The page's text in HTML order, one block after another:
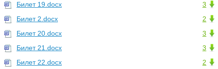
3
Билет 19.docx
2
Билет 2.docx
3
Билет 20.docx
3
Билет 21.docx
2
Билет 22.docx